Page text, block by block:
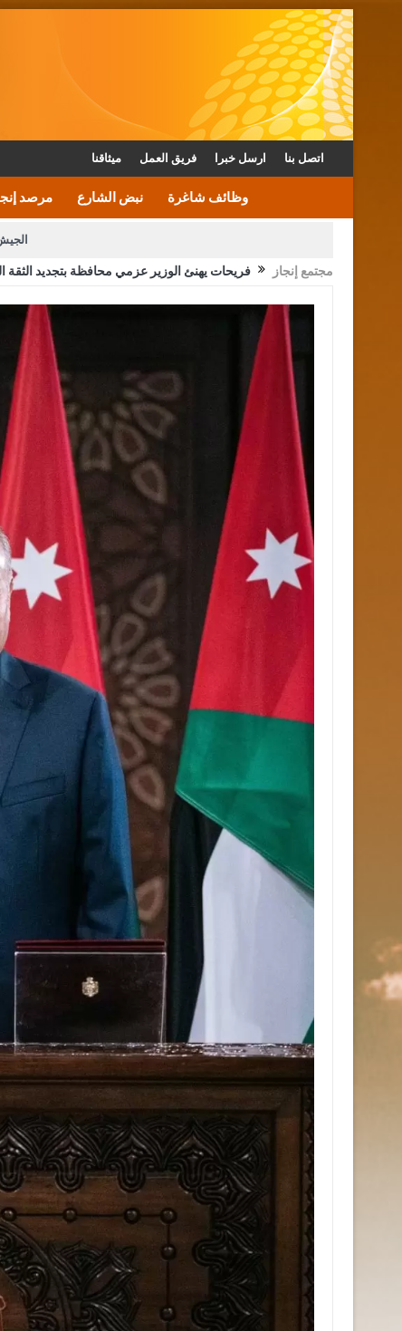
ميثاقنا فريق العمل ارسل خبرا اتصل بنا
مرصد نبض الشارع وظائف شاغرة
الأمن يتلف 16 مليون حبة كبتاجون و1480 كغم مواد مخدرة
القاضي يلتقي رؤساء تحرير
الملك يتلقى اتصالا هاتفيا من العاهل البحريني
مجتمع إنجاز فريحات يهنئ الوزير عزمي محافظة بتجديد الثقة